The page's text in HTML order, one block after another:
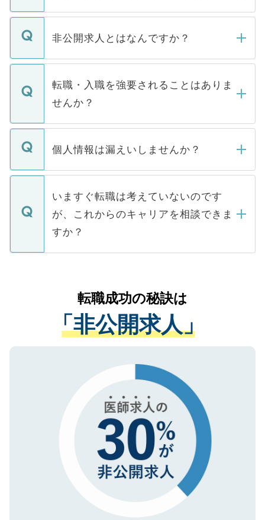
ご登録いただきましたら、弊社担当者がご
登録内容を確認し、その後メールもしくは
ます。通常、5営業日以内にはご連絡をせて
いただきますので、しばらくお待ちくださ
い。
非公開求人とはなんですか？
マイナビDOCTORで取り扱っている求人の
うち約3割は、Webサイトからご覧いただ
けない「非公開求人」です。非公開求人は
下記の理由によって、一般には公開してい
ません。
■応募殺到を避けるため 人気のある医療機
関を公にしてしまうと、応募が殺到する場
に、医療機関が求める条件に合った人材の
みを人材紹介会社に依頼するケースが増え
ています。
転職・入職を強要されることはありま
せんか？
転職・入職を強要することは一切ありませ
ん。また、仮に応募先から内定をいただい
定を承諾する必要はありません。内定先へ
の辞退の連絡はキャリアパートナーが行い
ますので、ご安心ください。
個人情報は漏えいしませんか？
個人情報が漏えいすることはありませんの
で、ご安心ください。当サイトからの登録
などで収集したご登録者様の個人情報は、
ご本人のキャリアアップおよび転職活動の
支援を目的に使用いたします。お預かりし
ているすべての個人データはご本人の許可
は、個人情報の取り扱いについての厳密な
管理基準を満たした事業者のみに付与され
る、プライバシーマークを取得済みです。
ご登録いただいた個人情報は、SSL（デー
で、機密保持に関してもご安心ください。
いますぐ転職は考えていないのです
が、これからのキャリアを相談できま
すか？
かがいして、現在の医療機関の状況や紹介
経験をまじえながら、適切なアドバイスを
させていただきます。すぐにご転職をされ
ない方には、長期的なサポートが可能です
ので、まずはご登録ください。
転職成功の秘訣は
「非公開求人」